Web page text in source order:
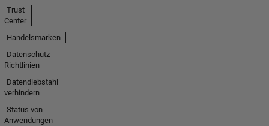
Trust
Center
Handelsmarken
Datenschutz-
Richtlinien
Datendiebstahl
verhindern
Status von
Anwendungen